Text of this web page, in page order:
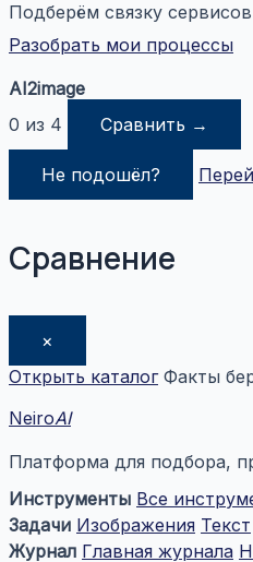
Подберём связку
Разобрать мои процессы
AI2image
0 из 4
Сравнить →
Не подошёл?
Сравнение
×
Открыть каталог Факты
NeiroAI
Платформа для подбора,
Инструменты Все
Задачи Изображения Текст
Журнал Главная журнала